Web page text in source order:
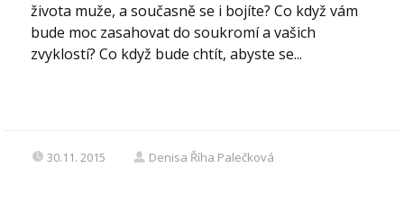
života muže, a současně se i bojíte? Co když vám
bude moc zasahovat do soukromí a vašich
zvyklostí? Co když bude chtít, abyste se...
30.11. 2015 Denisa Říha Palečková